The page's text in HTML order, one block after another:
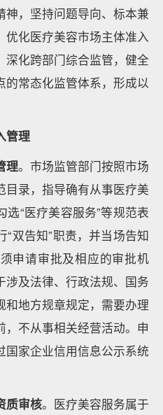
神，坚持问题导向、标本兼
化医疗美容市场主体准入
深化跨部门综合监管，健全
常态化监管体系，形成以
管理
理。市场监管部门按照市场
目录，指导确有从事医疗美
“医疗美容服务”等规范表
双告知”职责，并当场告知
申请审批及相应的审批机
涉及法律、行政法规、国务
和地方规章规定，需要办理
不从事相关经营活动。申
家企业信用信息公示系统
质审核。医疗美容服务属于